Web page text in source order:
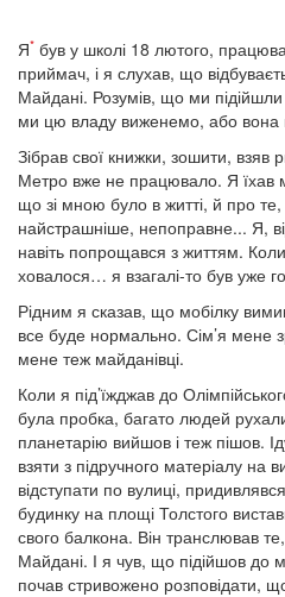
Я* був у школі 18 лютого,
приймач, і я слухав, що
Майдані. Розумів, що ми
ми цю владу виженемо, або вона
Зібрав свої книжки, зошити, взяв
Метро вже не працювало. Я їхав
що зі мною було в житті, й про
найстрашніше, непоправне... Я,
навіть попрощався з життям.
ховалося… я взагалі-то був уже
Рідним я сказав, що мобілку
все буде нормально. Сім’я мене
мене теж майданівці.
Коли я під’їжджав до
була пробка, багато людей
планетарію вийшов і теж пішов.
взяти з підручного матеріалу на
відступати по вулиці,
будинку на площі Толстого
свого балкона. Він транслював
Майдані. І я чув, що підійшов до
почав стривожено розповідати,